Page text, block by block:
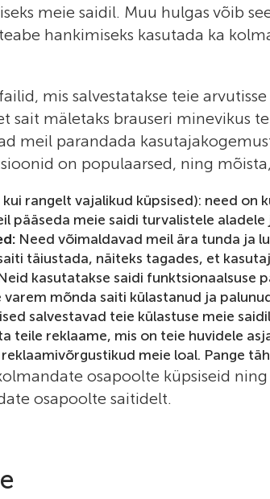
meie saidil. Muu hulgas võib
hankimiseks kasutada ka
mis salvestatakse teie
sait mäletaks brauseri
meil parandada
on populaarsed, ning
rangelt vajalikud küpsised): need on
pääseda meie saidi turvalistele
Need võimaldavad meil ära tunda ja
täiustada, näiteks tagades, et
kasutatakse saidi funktsionaalsuse
mõnda saiti külastanud ja
salvestavad teie külastuse meie
teile reklaame, mis on teie huvidele
meie loal. Pange
osapoolte küpsiseid
osapoolte saitidelt.